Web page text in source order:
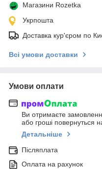
Магазини Rozetka
Укрпошта
Доставка кур'єром по
Всі умови доставки
Умови оплати
Ви отримаєте
або гроші повернуться
Детальніше
Післяплата
Оплата на рахунок